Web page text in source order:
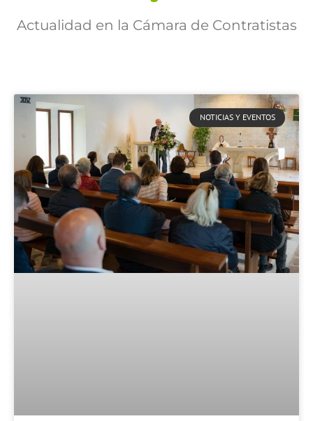
Actualidad en la Cámara de Contratistas
NOTICIAS Y EVENTOS